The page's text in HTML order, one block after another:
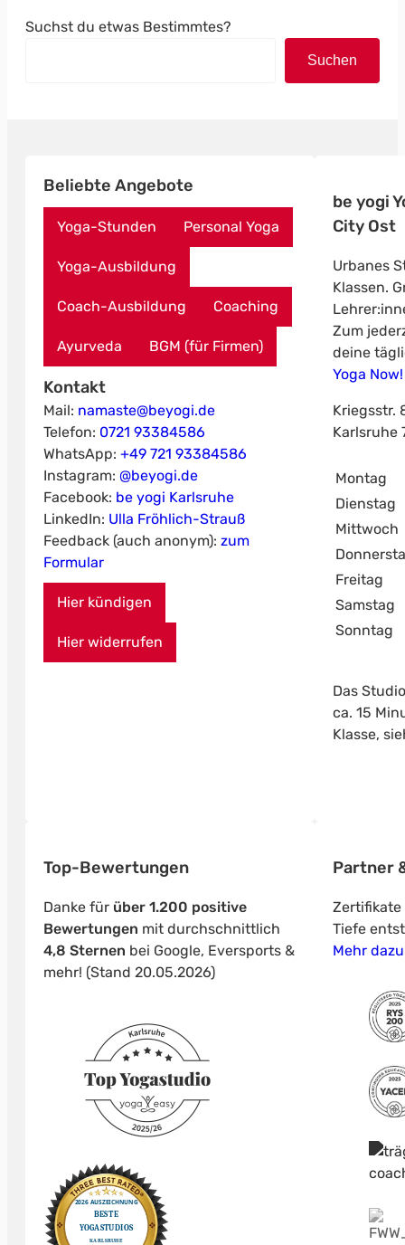
Suchst du etwas Bestimmtes?
Suchen
Beliebte Angebote
Yoga-Stunden Personal Yoga
Yoga-Ausbildung
Coach-Ausbildung Coaching
Ayurveda BGM (für Firmen)
Kontakt
Mail: namaste@beyogi.de
Telefon: 0721 93384586
WhatsApp: +49 721 93384586
Instagram: @beyogi.de
Facebook: be yogi Karlsruhe
LinkedIn: Ulla Fröhlich-Strauß
Feedback (auch anonym): zum
Formular
Hier kündigen
Hier widerrufen
be yogi
City Ost
Urbanes
Klassen.
Zum
deine
Yoga Now!
Kriegsstr.
Karlsruhe
Montag
Dienstag
Mittwoch
Freitag
Samstag
Sonntag
Das
ca. 15
Klasse,
Top-Bewertungen
Danke für über 1.200 positive
Bewertungen mit durchschnittlich
4,8 Sternen bei Google, Eversports &
mehr! (Stand 20.05.2026)
Partner
Zertifikate
Tiefe
Mehr